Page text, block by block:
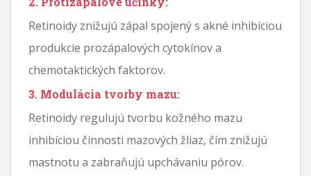
Retinoidy znižujú zápal spojený s akné inhibíciou
produkcie prozápalových cytokínov a
chemotaktických faktorov.
3. Modulácia tvorby mazu:
Retinoidy regulujú tvorbu kožného mazu
inhibíciou činnosti mazových žliaz, čím znižujú
mastnotu a zabraňujú upchávaniu pórov.